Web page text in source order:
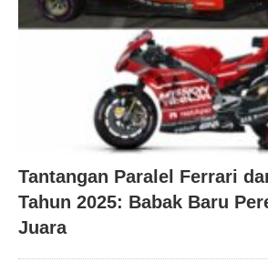
Tantangan Paralel Ferrari
Tahun 2025: Babak Baru
Juara